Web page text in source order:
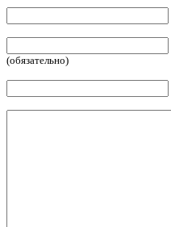
(обязательно)